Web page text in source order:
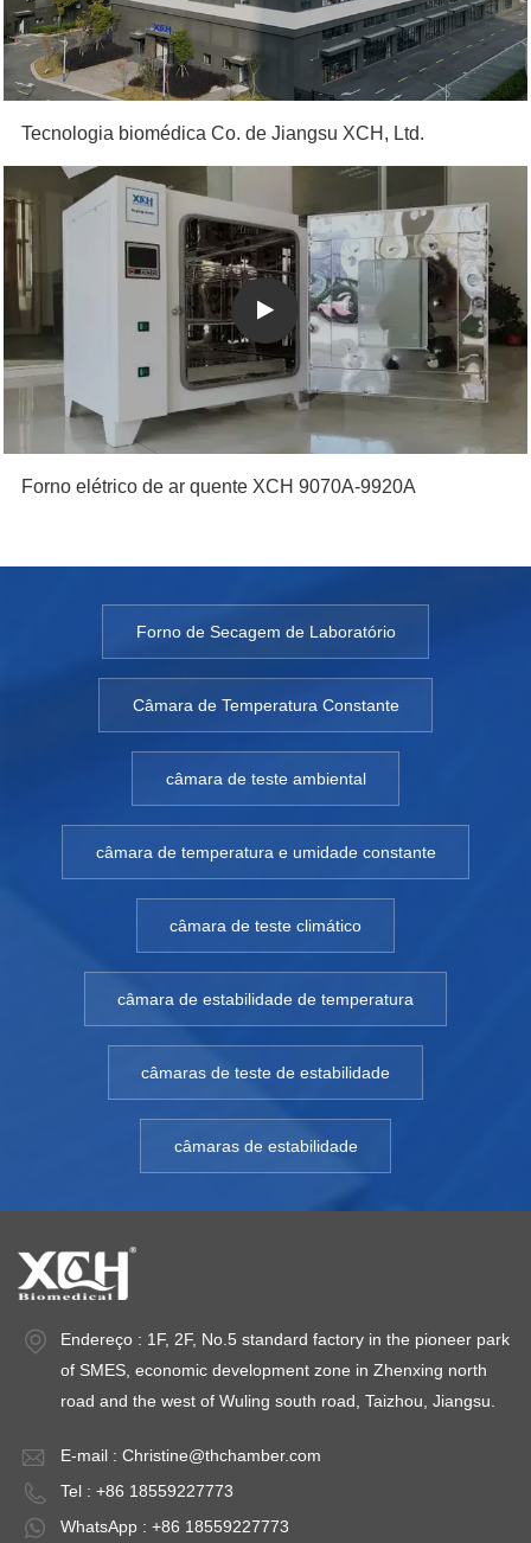
Tecnologia biomédica Co. de Jiangsu XCH, Ltd.
Forno elétrico de ar quente XCH 9070A-9920A
Forno de Secagem de Laboratório
Câmara de Temperatura Constante
câmara de teste ambiental
câmara de temperatura e umidade constante
câmara de teste climático
câmara de estabilidade de temperatura
câmaras de teste de estabilidade
câmaras de estabilidade
Endereço : 1F, 2F, No.5 standard factory in the pioneer park
of SMES, economic development zone in Zhenxing north
road and the west of Wuling south road, Taizhou, Jiangsu.
E-mail : Christine@thchamber.com
Tel : +86 18559227773
WhatsApp : +86 18559227773